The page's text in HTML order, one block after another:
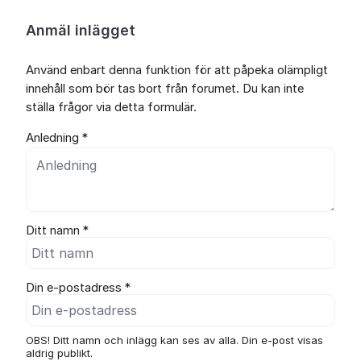
Anmäl inlägget
Använd enbart denna funktion för att påpeka olämpligt
innehåll som bör tas bort från forumet. Du kan inte
ställa frågor via detta formulär.
Anledning *
Ditt namn *
Din e-postadress *
OBS! Ditt namn och inlägg kan ses av alla. Din e-post visas
aldrig publikt.